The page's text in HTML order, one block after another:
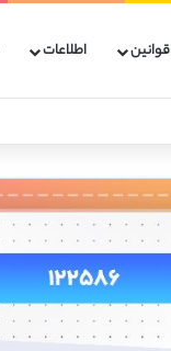
قوانین اطلاعات